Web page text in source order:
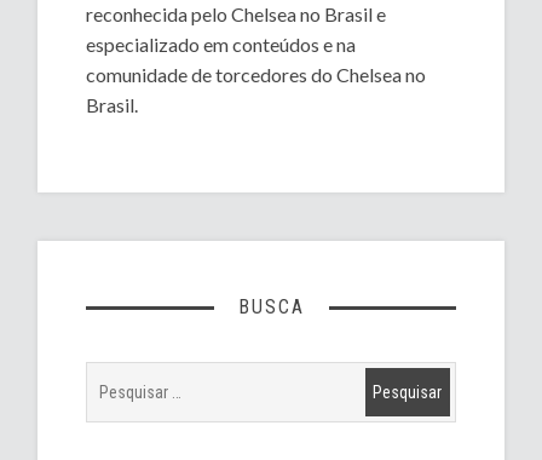
reconhecida pelo Chelsea no Brasil e
especializado em conteúdos e na
comunidade de torcedores do Chelsea no
Brasil.
BUSCA